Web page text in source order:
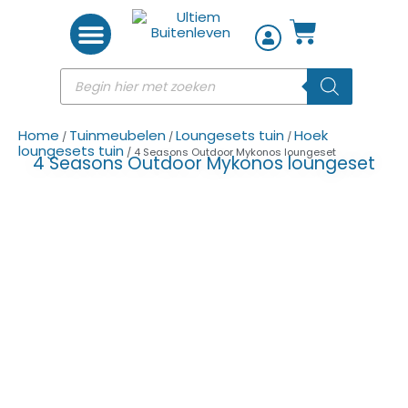
Home / Tuinmeubelen /Loungesets tuin /Hoek
loungesets tuin / 4 Seasons Outdoor Mykonos loungeset
4 Seasons Outdoor Mykonos loungeset